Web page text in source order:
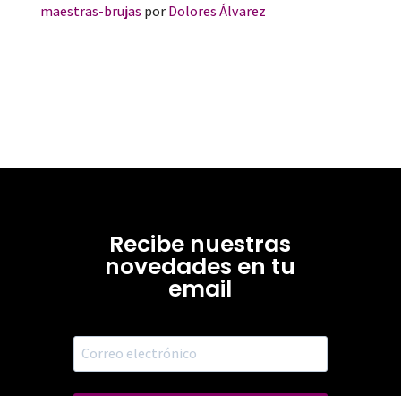
maestras-brujas porDolores Álvarez
Recibe nuestras
novedades en tu
email